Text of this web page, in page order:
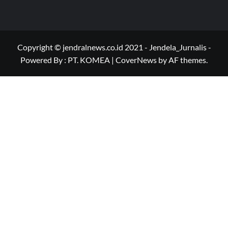
Copyright © jendralnews.co.id 2021 - Jendela_Jurnalis -
Powered By : PT. KOMEA | CoverNews by AF themes.